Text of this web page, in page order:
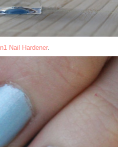
Nail Hardener.